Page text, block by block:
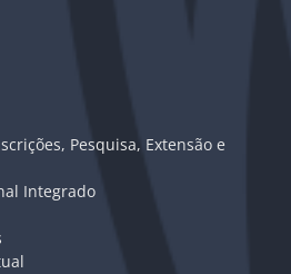
Pesquisa, Extensão e
Integrado